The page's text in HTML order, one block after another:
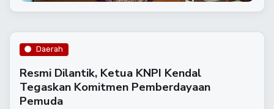
Daerah
Resmi Dilantik, Ketua KNPI Kendal
Tegaskan Komitmen Pemberdayaan
Pemuda